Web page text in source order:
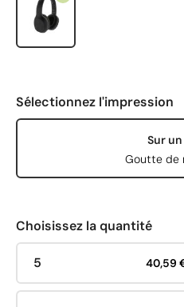
Sélectionnez l'impression
Sur
Goutte de
Choisissez la quantité
5 40,59